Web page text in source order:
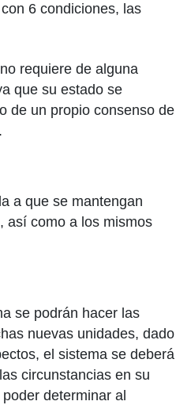
6 condiciones, las
requiere de alguna
que su estado se
de un propio consenso de
a que se mantengan
así como a los mismos
se podrán hacer las
nuevas unidades, dado
el sistema se deberá
circunstancias en su
determinar al